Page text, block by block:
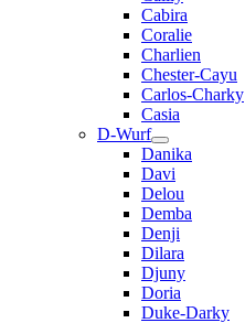
Cabira
Coralie
Charlien
Chester-Cayu
Carlos-Charky
Casia
D-Wurf
Danika
Davi
Delou
Demba
Denji
Dilara
Djuny
Doria
Duke-Darky